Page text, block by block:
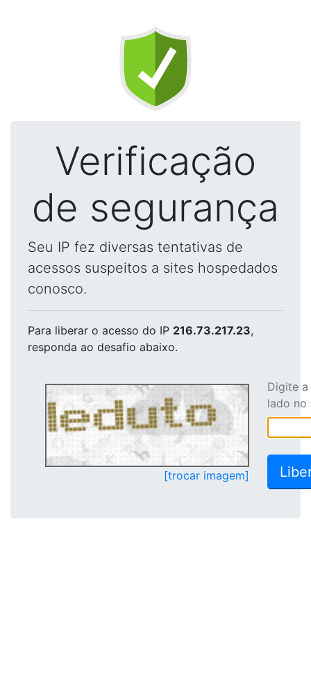
Verificação
de segurança
Seu IP fez diversas tentativas de
acessos suspeitos a sites hospedados
conosco.
Para liberar o acesso do IP 216.73.217.23,
responda ao desafio abaixo.
[trocar imagem]
Digite
lado no